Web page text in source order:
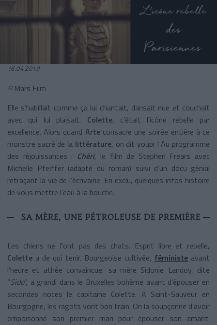
16.04.2019
© Mars Film
Elle s’habillait comme ça lui chantait, dansait nue et couchait
avec qui lui plaisait. Colette, c’était l’icône rebelle par
excellence. Alors quand Arteconsacre une soirée entière à ce
monstre sacré de la littérature, on dit youpi ! Au programme
des réjouissances : Chéri, le film de Stephen Frears avec
Michelle Pfeiffer (adapté du roman) suivi d’un docu génial
retraçant la vie de l'écrivaine. En exclu, quelques infos histoire
de vous mettre l’eau à la bouche.
SA MÈRE, UNE PÉTROLEUSE DE PREMIÈRE
Les chiens ne font pas des chats. Esprit libre et rebelle,
Colette a de qui tenir. Bourgeoise cultivée, féministeavant
l’heure et athée convaincue, sa mère Sidonie Landoy, dite
“Sido”, a grandi dans le Bruxelles bohème avant d’épouser en
secondes noces le capitaine Colette. A Saint-Sauveur en
Bourgogne, les ragots vont bon train. On la soupçonne d’avoir
empoisonné son premier mari pour épouser son amant.